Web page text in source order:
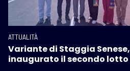
ATTUALITÀ
Variante di Staggia Senese,
inaugurato il secondo lotto